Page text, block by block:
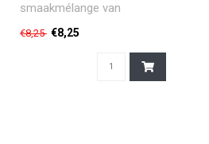
smaakmélange van
hibiscus, rozenbottel,
aardbei, blauwe bosbes..
€8,25 €8,25